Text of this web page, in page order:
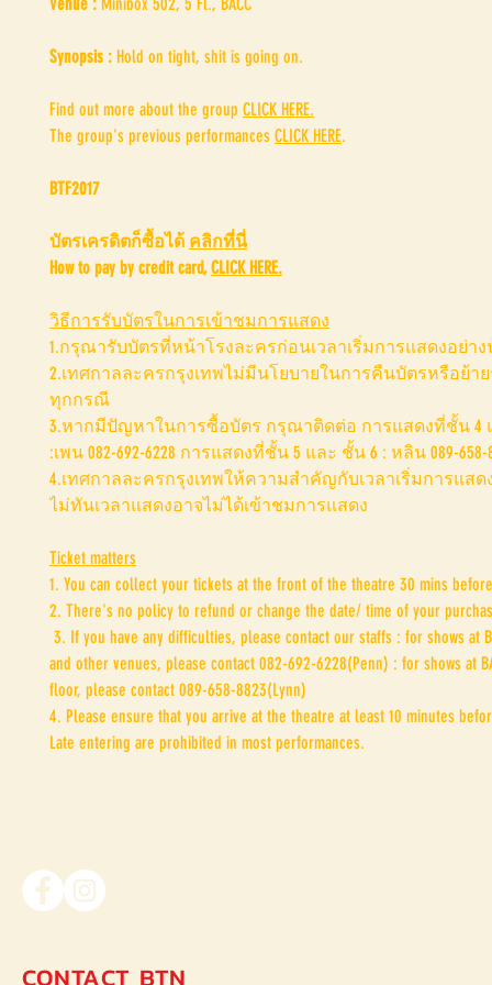
Synopsis : Hold on tight, shit is going on.
Find out more about the group CLICK HERE.
The group's previous performances CLICK HERE.
BTF2017
บัตรเครดิตก็ซื้อได้ คลิกที่นี่
How to pay by credit card,CLICK HERE.
วิธีการรับบัตรในการเข้าชมการแสดง
1.กรุณารับบัตรที่หน้าโรงละครก่อนเวลาเริ่มการแสดงอย่าง
2.เทศกาลละครกรุงเทพไม่มีนโยบายในการคืนบัตรหรือย้า
ทุกกรณี
3.หากมีปัญหาในการซื้อบัตร กรุณาติดต่อ การแสดงที่ชั้น 4 แล
:เพน 082-692-6228 การแสดงที่ชั้น 5 และ ชั้น 6 : หลิน 089-658-
4.เทศกาลละครกรุงเทพให้ความสำคัญกับเวลาเริ่มการแส
ไม่ทันเวลาแสดงอาจไม่ได้เข้าชมการแสดง
Ticket matters
1. You can collect your tickets at the front of the theatre 30 mins
2. There's no policy to refund or change the date/ time of your
3. If you have any difficulties, please contact our staffs : for shows at
and other venues, please contact 082-692-6228(Penn) ​: for shows at
floor, please contact 089-658-8823(Lynn)
4. Please ensure that you arrive at the theatre at least 10 minutes
Late entering are prohibited in most performances.
CONTACT BTN